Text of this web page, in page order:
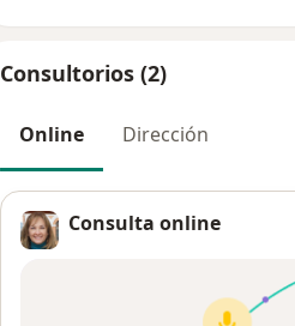
Consultorios (2)
Online Dirección
Consulta online